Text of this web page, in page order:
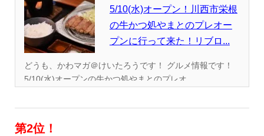
5/10(水)オープン！川西市栄根
の牛かつ処やまとのプレオー
プンに行って来た！リブロ...
どうも、かわマガ＠けいたろうです！ グルメ情報です！
5/10(水)オープンの牛かつ処やまとのプレオ...
第2位！